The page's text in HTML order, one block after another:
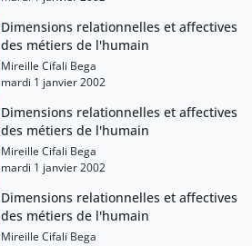
Dimensions relationnelles et affectives
des métiers de l'humain
Mireille Cifali Bega
mardi 1 janvier 2002
Dimensions relationnelles et affectives
des métiers de l'humain
Mireille Cifali Bega
mardi 1 janvier 2002
Dimensions relationnelles et affectives
des métiers de l'humain
Mireille Cifali Bega